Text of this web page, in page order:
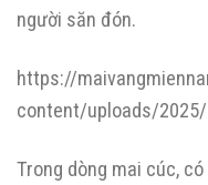
người săn đón.
https://
content/uploads/
Trong dòng mai cúc,